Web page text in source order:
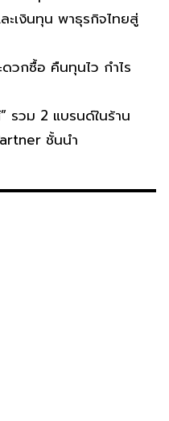
ะเงินทุน พาธุรกิจไทยสู่
วกซื้อ คืนทุนไว กำไร
รวม 2 แบรนด์ในร้าน
ชั้นนำ